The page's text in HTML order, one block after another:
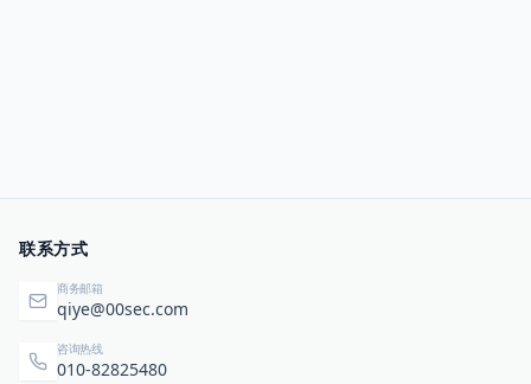
联系方式
商务邮箱
qiye@00sec.com
咨询热线
010-82825480